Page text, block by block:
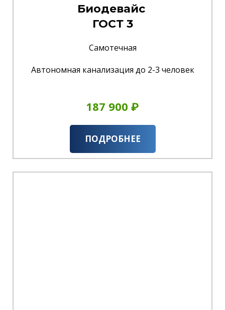
Биодевайс
ГОСТ 3
Самотечная
Автономная канализация до 2-3 человек
187 900 ₽
ПОДРОБНЕЕ